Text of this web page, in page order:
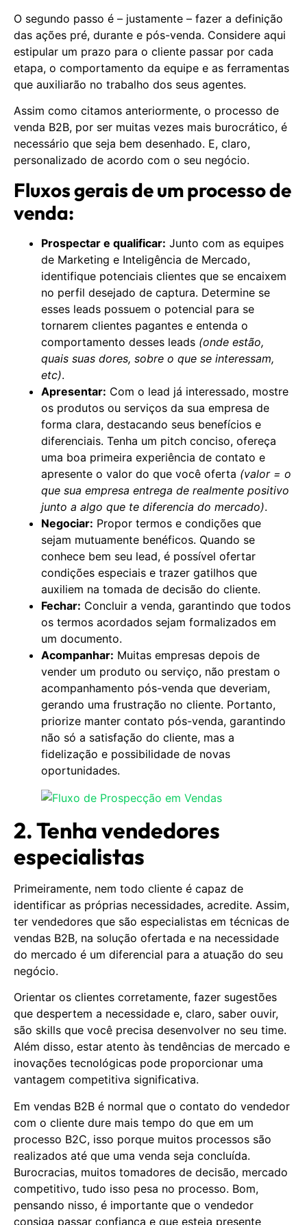
O segundo passo é – justamente – fazer a definição
das ações pré, durante e pós-venda. Considere aqui
estipular um prazo para o cliente passar por cada
etapa, o comportamento da equipe e as ferramentas
que auxiliarão no trabalho dos seus agentes.
Assim como citamos anteriormente, o processo de
venda B2B, por ser muitas vezes mais burocrático, é
necessário que seja bem desenhado. E, claro,
personalizado de acordo com o seu negócio.
Fluxos gerais de um processo de
venda:
Prospectar e qualificar: Junto com as equipes
de Marketing e Inteligência de Mercado,
identifique potenciais clientes que se encaixem
no perfil desejado de captura. Determine se
esses leads possuem o potencial para se
tornarem clientes pagantes e entenda o
comportamento desses leads (onde estão,
quais suas dores, sobre o que se interessam,
etc).
Apresentar: Com o lead já interessado, mostre
os produtos ou serviços da sua empresa de
forma clara, destacando seus benefícios e
diferenciais. Tenha um pitch conciso, ofereça
uma boa primeira experiência de contato e
apresente o valor do que você oferta (valor = o
que sua empresa entrega de realmente positivo
junto a algo que te diferencia do mercado).
Negociar: Propor termos e condições que
sejam mutuamente benéficos. Quando se
conhece bem seu lead, é possível ofertar
condições especiais e trazer gatilhos que
auxiliem na tomada de decisão do cliente.
Fechar: Concluir a venda, garantindo que todos
os termos acordados sejam formalizados em
um documento.
Acompanhar: Muitas empresas depois de
vender um produto ou serviço, não prestam o
acompanhamento pós-venda que deveriam,
gerando uma frustração no cliente. Portanto,
priorize manter contato pós-venda, garantindo
não só a satisfação do cliente, mas a
fidelização e possibilidade de novas
oportunidades.
2. Tenha vendedores
especialistas
Primeiramente, nem todo cliente é capaz de
identificar as próprias necessidades, acredite. Assim,
ter vendedores que são especialistas em técnicas de
vendas B2B, na solução ofertada e na necessidade
do mercado é um diferencial para a atuação do seu
negócio.
Orientar os clientes corretamente, fazer sugestões
que despertem a necessidade e, claro, saber ouvir,
são skills que você precisa desenvolver no seu time.
Além disso, estar atento às tendências de mercado e
inovações tecnológicas pode proporcionar uma
vantagem competitiva significativa.
Em vendas B2B é normal que o contato do vendedor
com o cliente dure mais tempo do que em um
processo B2C, isso porque muitos processos são
realizados até que uma venda seja concluída.
Burocracias, muitos tomadores de decisão, mercado
competitivo, tudo isso pesa no processo. Bom,
pensando nisso, é importante que o vendedor
consiga passar confiança e que esteja presente